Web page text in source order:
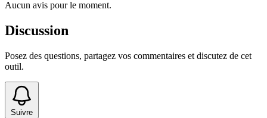
Aucun avis pour le moment.
Discussion
Posez des questions, partagez vos commentaires et discutez de cet
outil.
Suivre